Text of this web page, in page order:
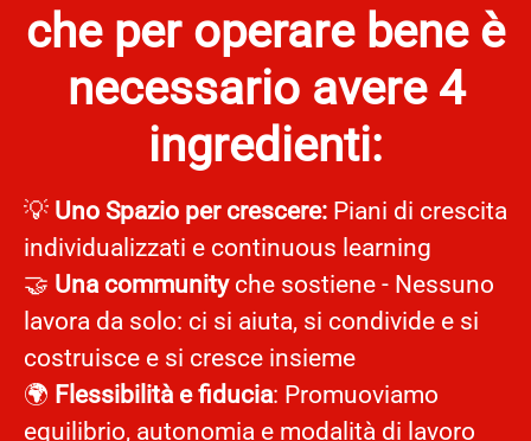
che per operare bene è
necessario avere 4
ingredienti:
💡 Uno Spazio per crescere: Piani di crescita
individualizzati e continuous learning
🤝 Una community che sostiene - Nessuno
lavora da solo: ci si aiuta, si condivide e si
costruisce e si cresce insieme
🌍 Flessibilità e fiducia: Promuoviamo
equilibrio, autonomia e modalità di lavoro